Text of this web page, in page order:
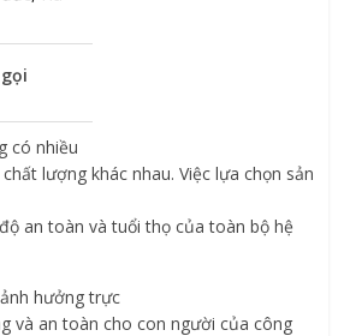
có nhiều
lượng khác nhau. Việc lựa chọn sản
an toàn và tuổi thọ của toàn bộ hệ
hưởng trực
và an toàn cho con người của công